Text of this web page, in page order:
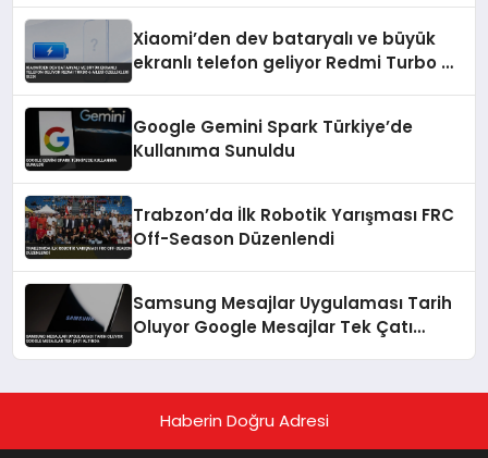
Xiaomi’den dev bataryalı ve büyük
ekranlı telefon geliyor Redmi Turbo 6
Google Gemini Spark Türkiye’de
Kullanıma Sunuldu
Trabzon’da İlk Robotik Yarışması FRC
Off-Season Düzenlendi
Samsung Mesajlar Uygulaması Tarih
Oluyor Google Mesajlar Tek Çatı
Haberin Doğru Adresi